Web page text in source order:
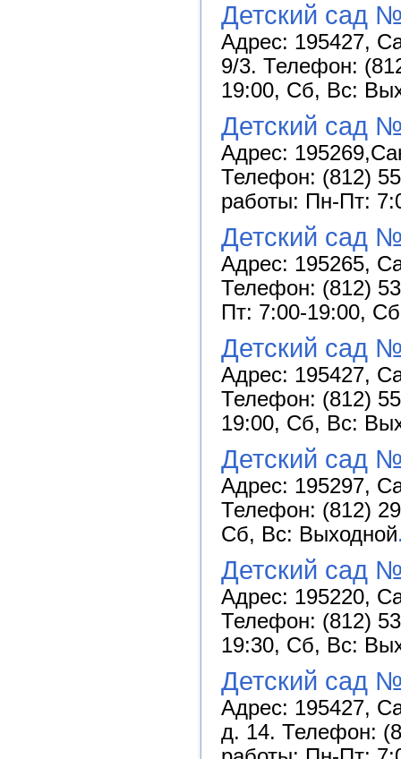
Детский сад
Адрес: 195427,
9/3. Телефон:
19:00, Сб, Вс:
Детский сад
Адрес:
Телефон: (812)
работы: Пн-Пт:
Детский сад
Адрес: 195265,
Телефон: (812)
Пт: 7:00-19:00,
Детский сад
Адрес: 195427,
Телефон: (812)
19:00, Сб, Вс:
Детский сад
Адрес: 195297,
Телефон: (812)
Сб, Вс: Выходной
Детский сад
Адрес: 195220,
Телефон: (812)
19:30, Сб, Вс:
Детский сад
Адрес: 195427,
д. 14. Телефон: